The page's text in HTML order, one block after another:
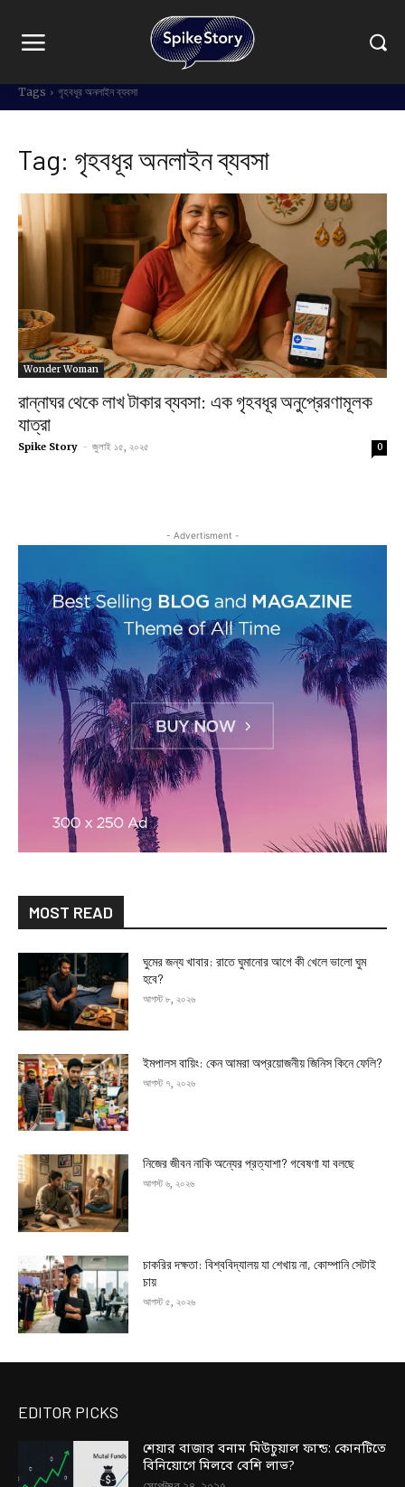
Tags গৃহবধূর অনলাইন ব্যবসা
Tag: গৃহবধূর অনলাইন ব্যবসা
Wonder Woman
রান্নাঘর থেকে লাখ টাকার ব্যবসা: এক গৃহবধূর অনুপ্রেরণামূলক
যাত্রা
Spike Story - জুলাই ১৫, ২০২৫ 0
- Advertisment -
MOST READ
ঘুমের জন্য খাবার: রাতে ঘুমানোর আগে কী খেলে ভালো ঘুম
হবে?
আগস্ট ৮, ২০২৬
ইমপালস বায়িং: কেন আমরা অপ্রয়োজনীয় জিনিস কিনে ফেলি?
আগস্ট ৭, ২০২৬
নিজের জীবন নাকি অন্যের প্রত্যাশা? গবেষণা যা বলছে
আগস্ট ৬, ২০২৬
চাকরির দক্ষতা: বিশ্ববিদ্যালয় যা শেখায় না, কোম্পানি সেটাই
চায়
আগস্ট ৫, ২০২৬
EDITOR PICKS
শেয়ার বাজার বনাম মিউচুয়াল ফান্ড: কোনটিতে
বিনিয়োগে মিলবে বেশি লাভ?